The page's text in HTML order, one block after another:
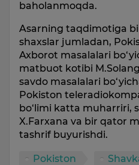
baholanmoqda.
Asarning taqdimotiga
shaxslar jumladan,
Axborot masalalari
matbuot kotibi
savdo masalalari
Pokiston
bo‘limi katta muharriri,
X.Farxana va bir qator
tashrif buyurishdi.
Pokiston